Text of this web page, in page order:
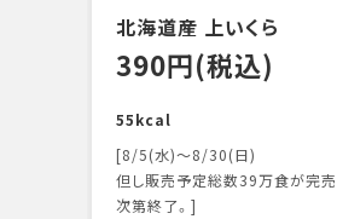
北海道産 上いくら
390円(税込)
55kcal
[8/5(水)～8/30(日)
但し販売予定総数39万食が完売
次第終了。]